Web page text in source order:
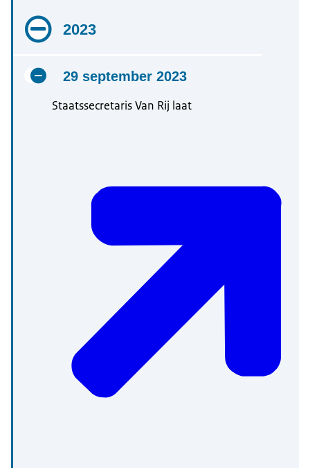
2023
29 september 2023
Staatssecretaris Van Rij laat